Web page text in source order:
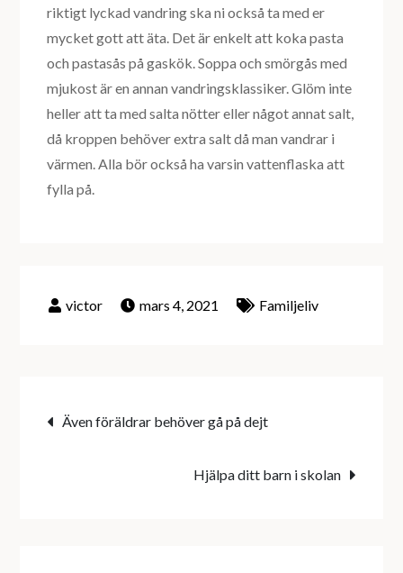
riktigt lyckad vandring ska ni också ta med er
mycket gott att äta. Det är enkelt att koka pasta
och pastasås på gaskök. Soppa och smörgås med
mjukost är en annan vandringsklassiker. Glöm inte
heller att ta med salta nötter eller något annat salt,
då kroppen behöver extra salt då man vandrar i
värmen. Alla bör också ha varsin vattenflaska att
fylla på.
mars 4, 2021 Familjeliv
Inläggsnavigering
Även föräldrar behöver gå på dejt
Hjälpa ditt barn i skolan